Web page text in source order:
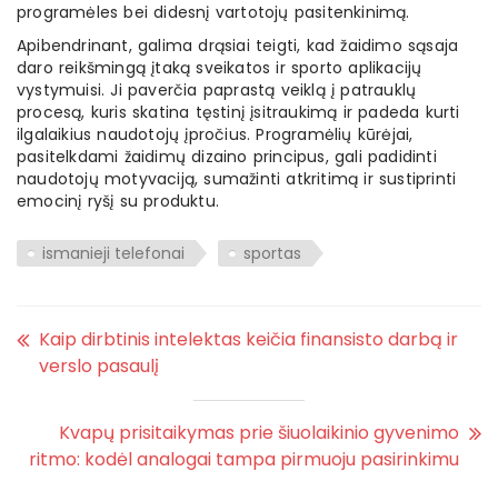
programėles bei didesnį vartotojų pasitenkinimą.
Apibendrinant, galima drąsiai teigti, kad žaidimo sąsaja
daro reikšmingą įtaką sveikatos ir sporto aplikacijų
vystymuisi. Ji paverčia paprastą veiklą į patrauklų
procesą, kuris skatina tęstinį įsitraukimą ir padeda kurti
ilgalaikius naudotojų įpročius. Programėlių kūrėjai,
pasitelkdami žaidimų dizaino principus, gali padidinti
naudotojų motyvaciją, sumažinti atkritimą ir sustiprinti
emocinį ryšį su produktu.
ismanieji telefonai sportas
Kaip dirbtinis intelektas keičia finansisto darbą ir
verslo pasaulį
Kvapų prisitaikymas prie šiuolaikinio gyvenimo
ritmo: kodėl analogai tampa pirmuoju pasirinkimu